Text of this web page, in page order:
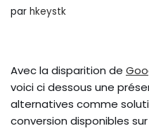
par hkeystk
Avec la disparition de
voici ci dessous une
alternatives comme
conversion disponibles